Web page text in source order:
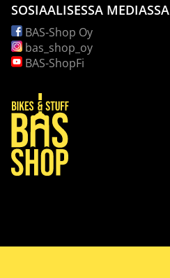
SOSIAALISESSA MEDIASSA
BAS-Shop Oy
bas_shop_oy
BAS-ShopFi